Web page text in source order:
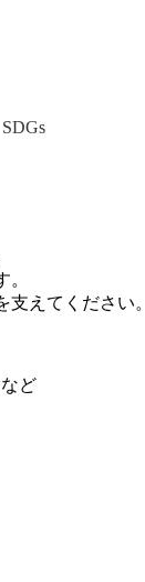
SDGs
えてください。
ど